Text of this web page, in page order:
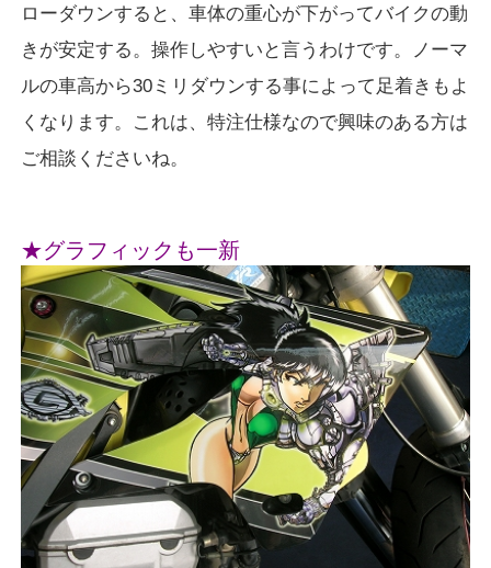
ローダウンすると、車体の重心が下がってバイクの動
きが安定する。操作しやすいと言うわけです。ノーマ
ルの車高から30ミリダウンする事によって足着きもよ
くなります。これは、特注仕様なので興味のある方は
ご相談くださいね。
★グラフィックも一新